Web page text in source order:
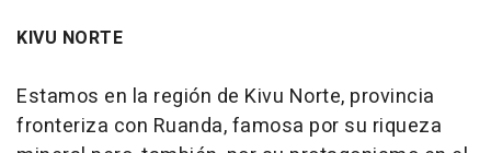
KIVU NORTE
Estamos en la región de Kivu Norte, provincia
fronteriza con Ruanda, famosa por su riqueza